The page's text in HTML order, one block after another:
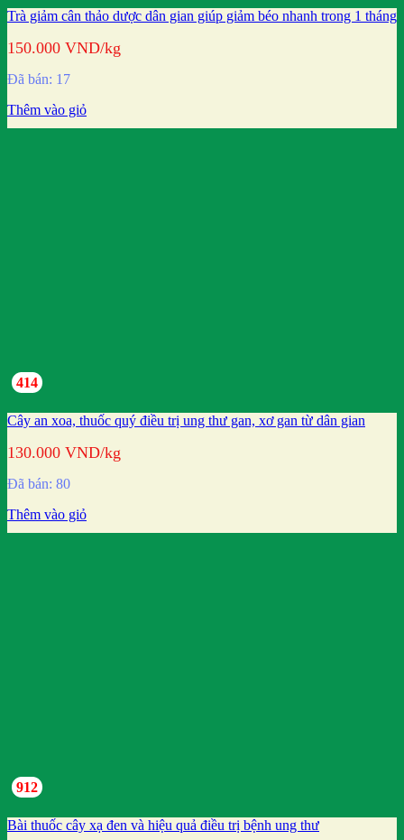
Trà giảm cân thảo dược dân gian giúp giảm béo nhanh trong 1 tháng
150.000 VND/kg
Đã bán: 17
Thêm vào giỏ
414
Cây an xoa, thuốc quý điều trị ung thư gan, xơ gan từ dân gian
130.000 VND/kg
Đã bán: 80
Thêm vào giỏ
912
Bài thuốc cây xạ đen và hiệu quả điều trị bệnh ung thư